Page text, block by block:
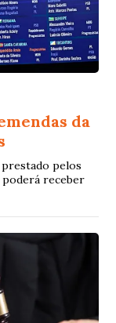
da
pelos
receber